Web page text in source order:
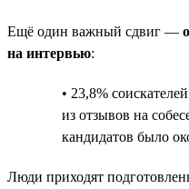
Ещё один важный сдвиг —
на интервью:
• 23,8%
из отзывов на
кандидатов было
Люди приходят